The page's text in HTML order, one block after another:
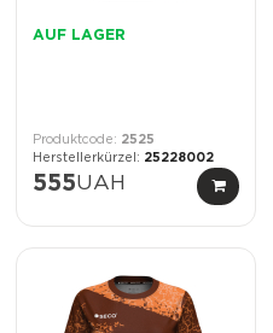
AUF LAGER
2525
25228002
555UAH